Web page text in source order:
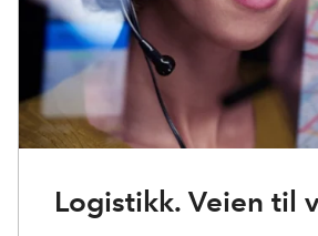
Logistikk. Veien til